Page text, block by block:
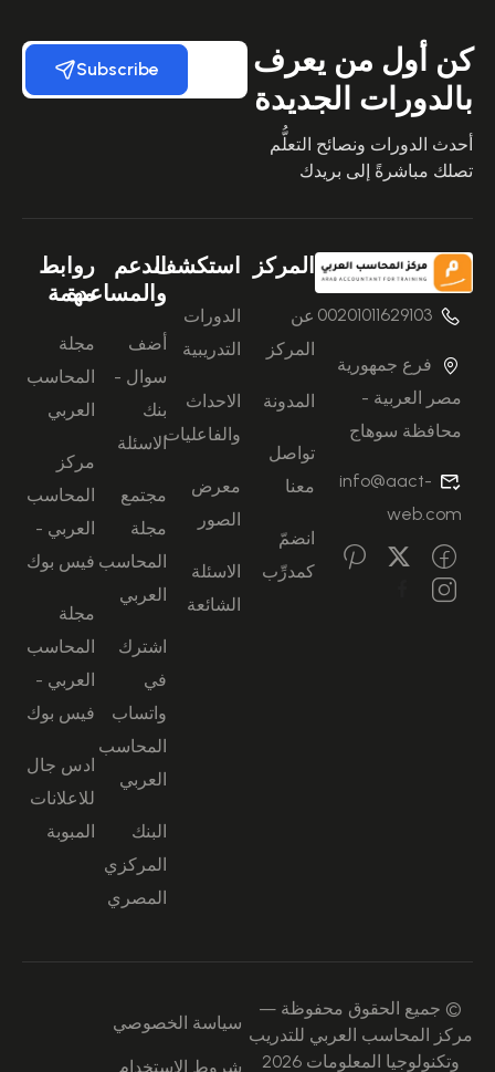
كن أول من يعرف
بالدورات الجديدة
أحدث الدورات ونصائح التعلُّم
تصلك مباشرةً إلى بريدك
Subscribe
00201011629103
فرع جمهورية
مصر العربية -
محافظة سوهاج
info@aact-
web.com
المركز
عن
المركز
المدونة
تواصل
معنا
انضمّ
كمدرِّب
استكشف
الدورات
التدريبية
الاحداث
والفاعليات
معرض
الصور
الاسئلة
الشائعة
الدعم
والمساعدة
أضف
سوال -
بنك
الاسئلة
مجتمع
مجلة
المحاسب
العربي
اشترك
في
واتساب
المحاسب
العربي
البنك
المركزي
المصري
روابط
مهمة
مجلة
المحاسب
العربي
مركز
المحاسب
العربي -
فيس بوك
مجلة
المحاسب
العربي -
فيس بوك
ادس جال
للاعلانات
المبوبة
© جميع الحقوق محفوظة —
مركز المحاسب العربي للتدريب
وتكنولوجيا المعلومات 2026
سياسة الخصوصي
شروط الاستخدام